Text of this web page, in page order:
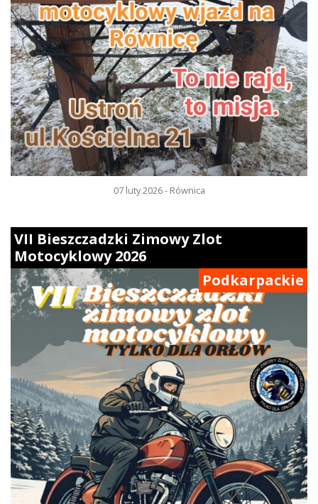
07 luty 2026 - Równica
VII Bieszczadzki Zimowy Zlot
Motocyklowy 2026
Podkarpackie